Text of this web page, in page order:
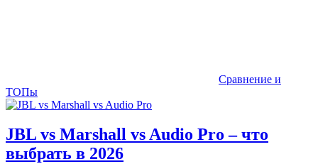
Сравнение и
ТОПы
JBL vs Marshall vs Audio Pro – что
выбрать в 2026